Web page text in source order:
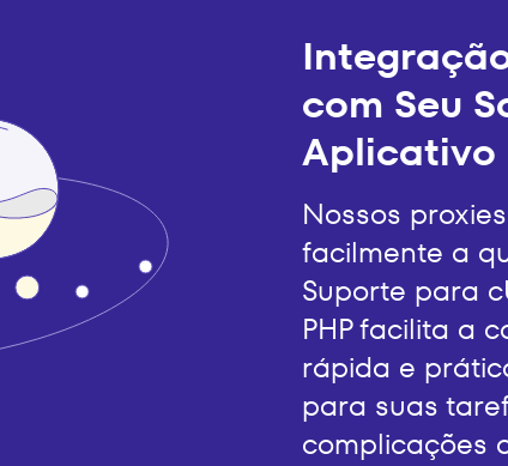
com Seu
Aplicativo
Nossos
facilmente a
Suporte para
PHP facilita a
rápida e
para suas
complicações